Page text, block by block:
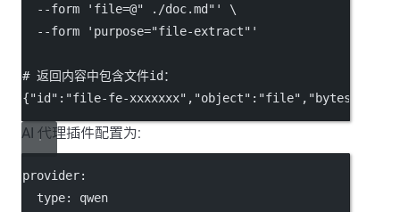
--form
'file=@" ./doc.md"'
\
--form
'purpose="file-extract"'
# 返回内容中包含文件id：
{"id" : "file-fe-xxxxxxx" , "object" : "file" , "bytes"
AI 代理插件配置为:
provider:
type: qwen